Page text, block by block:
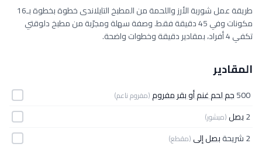
طريقة عمل شوربة الأرز واللحمة من المطبخ التايلاندى خطوة بخطوة بـ16
مكونات وفي 45 دقيقة فقط. وصفة سهلة ومجرّبة من مطبخ دلوقتي
تكفي 4 أفراد، بمقادير دقيقة وخطوات واضحة.
المقادير
500جم لحم غنم أو بقر مفروم(مفروم ناعم)
2بصل(مبشور)
2 شريحة بصل إلى (مقطع)